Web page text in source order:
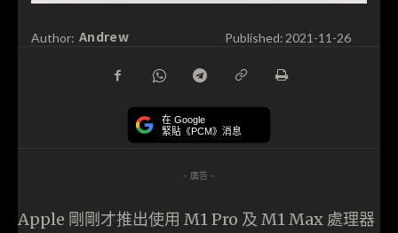
Author: Andrew Published: 2021-11-26
在 Google
緊貼《PCM》消息
- 廣告 -
Apple 剛剛才推出使用 M1 Pro 及 M1 Max 處理器